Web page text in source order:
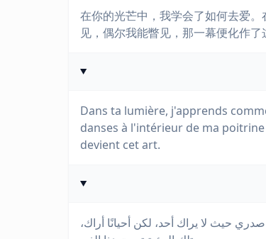
在你的光芒中，我学会了如何去爱
见，偶尔我能瞥见，那一幕便化作了
Dans ta lumière, j'apprends
danses à l'intérieur de ma
devient cet art.
حيث لا يراك أحد، لكن أحيانًا أراك،